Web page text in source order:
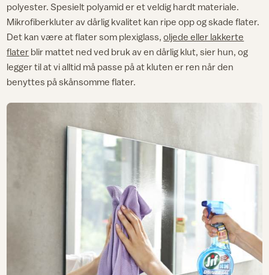
polyester. Spesielt polyamid er et veldig hardt materiale.
Mikrofiberkluter av dårlig kvalitet kan ripe opp og skade flater.
Det kan være at flater som plexiglass,oljede eller lakkerte
flater blir mattet ned ved bruk av en dårlig klut, sier hun, og
legger til at vi alltid må passe på at kluten er ren når den
benyttes på skånsomme flater.